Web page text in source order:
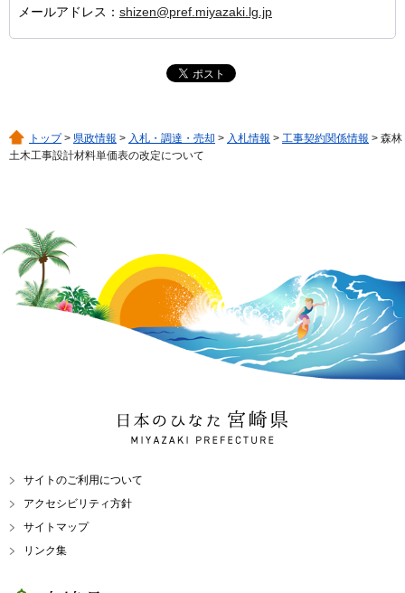
メールアドレス： shizen@pref.miyazaki.lg.jp
トップ> 県政情報 > 入札・調達・売却 > 入札情報 > 工事契約関係情報 > 森林
土木工事設計材料単価表の改定について
日本のひなた 宮崎県
MIYAZAKI PREFECTURE
サイトのご利用について
アクセシビリティ方針
サイトマップ
リンク集